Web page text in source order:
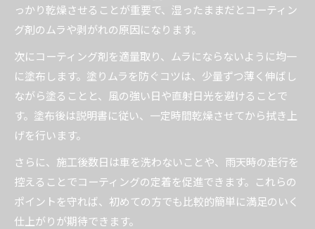
っかり乾燥させることが重要で、湿ったままだとコーティン
グ剤のムラや剥がれの原因になります。
次にコーティング剤を適量取り、ムラにならないように均一
に塗布します。塗りムラを防ぐコツは、少量ずつ薄く伸ばし
ながら塗ることと、風の強い日や直射日光を避けることで
す。塗布後は説明書に従い、一定時間乾燥させてから拭き上
げを行います。
さらに、施工後数日は車を洗わないことや、雨天時の走行を
控えることでコーティングの定着を促進できます。これらの
ポイントを守れば、初めての方でも比較的簡単に満足のいく
仕上がりが期待できます。